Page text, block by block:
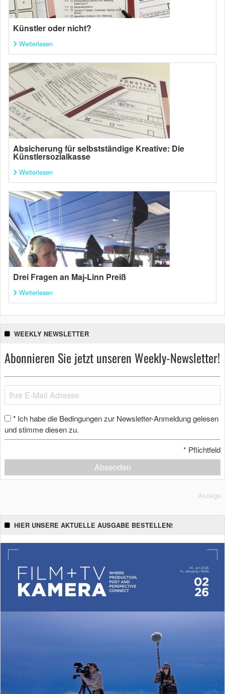
Künstler oder nicht?
Weiterlesen
Absicherung für selbstständige Kreative: Die
Künstlersozialkasse
Weiterlesen
Drei Fragen an Maj-Linn Preiß
Weiterlesen
WEEKLY NEWSLETTER
Abonnieren Sie jetzt unseren Weekly-Newsletter!
* Ich habe die Bedingungen zur Newsletter-Anmeldung gelesen
und stimme diesen zu.
* Pflichtfeld
Absenden
Anzeige
HIER UNSERE AKTUELLE AUSGABE BESTELLEN!